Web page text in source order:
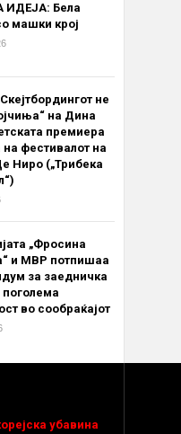
ИДЕЈА: Бела
машки крој
не
на Дина
премиера
на фестивалот на
Ниро („Трибека
„Фросина
и МВР потпишаа
за заедничка
поголема
во сообраќајот
убавина